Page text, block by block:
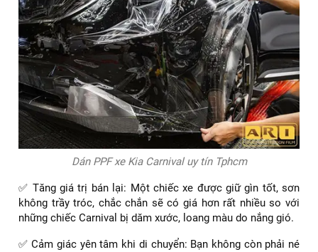
Dán PPF xe Kia Carnival uy tín Tphcm
✅ Tăng giá trị bán lại: Một chiếc xe được giữ gìn tốt, sơn
không trầy tróc, chắc chắn sẽ có giá hơn rất nhiều so với
những chiếc Carnival bị dăm xước, loang màu do nắng gió.
✅ Cảm giác yên tâm khi di chuyển: Bạn không còn phải né